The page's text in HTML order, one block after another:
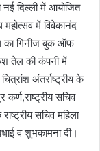
नई दिल्ली में आयोजित
में विवेकानंद
का गिनीज बुक ऑफ
केश तेल की कंपनी में
अंतर्राष्ट्रीय के
कर्ण,राष्ट्रीय सचिव
सचिव महिला
व शुभकामना दी।